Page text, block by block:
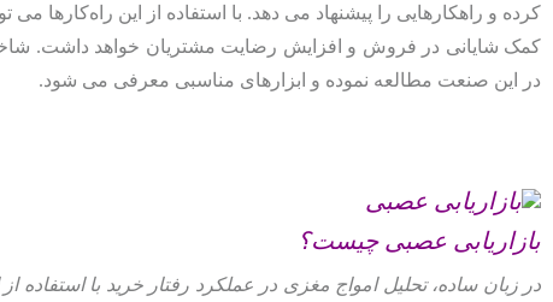
کرده و راهکارهایی را پیشنهاد می‌ دهد. با استفاده از این راه‌کارها
کمک شایانی در فروش و افزایش رضایت مشتریان خواهد داشت.
در این صنعت مطالعه نموده و ابزارهای مناسبی معرفی می‌ شود.
بازاریابی عصبی چیست؟
در زبان ساده، تحلیل امواج مغزی در عملکرد رفتار خرید با